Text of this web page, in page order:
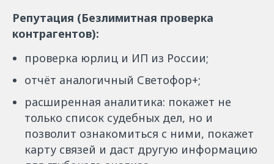
Репутация (Безлимитная проверка
контрагентов):
проверка юрлиц и ИП из России;
отчёт аналогичный Светофор+;
расширенная аналитика: покажет не
только список судебных дел, но и
позволит ознакомиться с ними, покажет
карту связей и даст другую информацию